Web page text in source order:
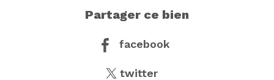
partager ce bien
facebook
twitter